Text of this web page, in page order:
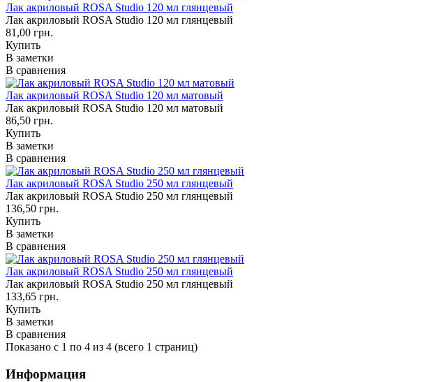
Лак акриловый ROSA Studio 120 мл глянцевый
Лак акриловый ROSA Studio 120 мл глянцевый
81,00 грн.
Купить
В заметки
В сравнения
Лак акриловый ROSA Studio 120 мл матовый
Лак акриловый ROSA Studio 120 мл матовый
86,50 грн.
Купить
В заметки
В сравнения
Лак акриловый ROSA Studio 250 мл глянцевый
Лак акриловый ROSA Studio 250 мл глянцевый
136,50 грн.
Купить
В заметки
В сравнения
Лак акриловый ROSA Studio 250 мл глянцевый
Лак акриловый ROSA Studio 250 мл глянцевый
133,65 грн.
Купить
В заметки
В сравнения
Показано с 1 по 4 из 4 (всего 1 страниц)
Информация